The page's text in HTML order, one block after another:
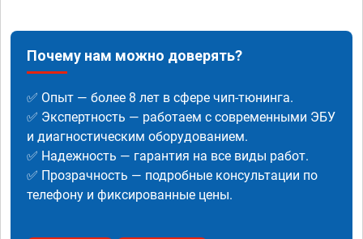
Почему нам можно доверять?
✅ Опыт — более 8 лет в сфере чип-тюнинга.
✅ Экспертность — работаем с современными ЭБУ
и диагностическим оборудованием.
✅ Надежность — гарантия на все виды работ.
✅ Прозрачность — подробные консультации по
телефону и фиксированные цены.